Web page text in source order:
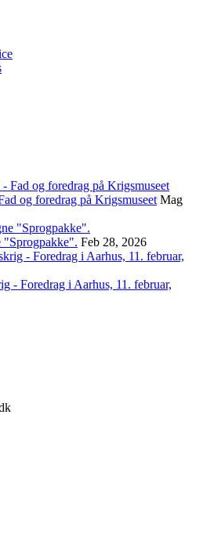
og foredrag på Krigsmuseet Mag
"Sprogpakke". Feb 28, 2026
- Foredrag i Aarhus, 11. februar,